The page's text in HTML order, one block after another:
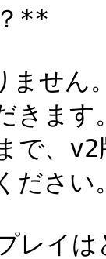
**
せん
きま
で、
ださい
イは